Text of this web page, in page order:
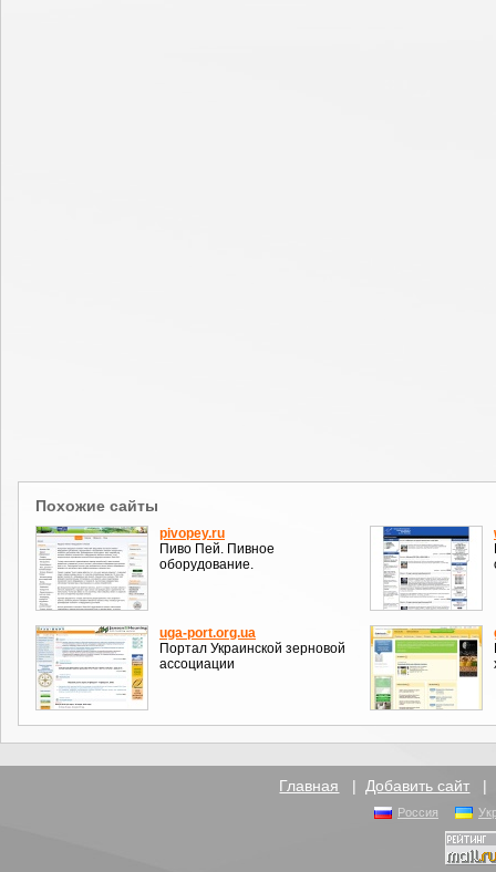
Похожие сайты
pivopey.ru
Пиво Пей. Пивное
оборудование.
uga-port.org.ua
Портал Украинской зерновой
ассоциации
Главная | Добавить сайт |
Россия